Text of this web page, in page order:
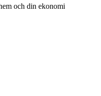
och din ekonomi